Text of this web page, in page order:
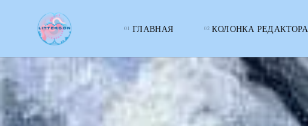
LITTERcon
ГЛАВНАЯ КОЛОНКА РЕДАКТОРА